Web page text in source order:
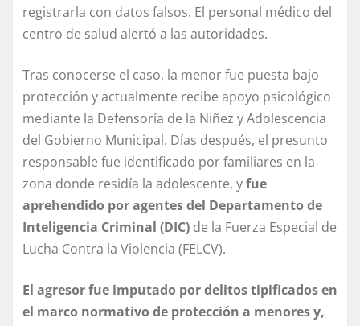
registrarla con datos falsos. El personal médico del
centro de salud alertó a las autoridades.
Tras conocerse el caso, la menor fue puesta bajo
protección y actualmente recibe apoyo psicológico
mediante la Defensoría de la Niñez y Adolescencia
del Gobierno Municipal. Días después, el presunto
responsable fue identificado por familiares en la
zona donde residía la adolescente, yfue
aprehendido por agentes del Departamento de
Inteligencia Criminal (DIC) de la Fuerza Especial de
Lucha Contra la Violencia (FELCV).
El agresor fue imputado por delitos tipificados en
el marco normativo de protección a menores y,